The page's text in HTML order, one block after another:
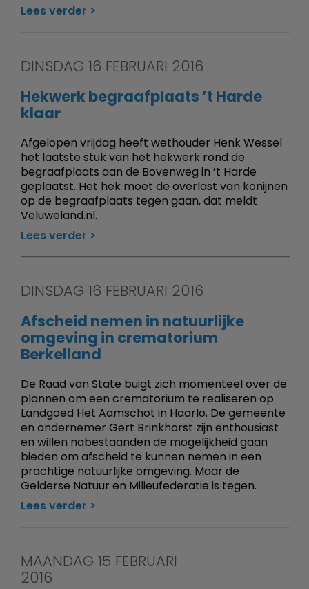
Lees verder
DINSDAG 16 FEBRUARI 2016
Hekwerk begraafplaats ’t Harde
klaar
Afgelopen vrijdag heeft wethouder Henk Wessel
het laatste stuk van het hekwerk rond de
begraafplaats aan de Bovenweg in ’t Harde
geplaatst. Het hek moet de overlast van konijnen
op de begraafplaats tegen gaan, dat meldt
Veluweland.nl.
Lees verder
DINSDAG 16 FEBRUARI 2016
Afscheid nemen in natuurlijke
omgeving in crematorium
Berkelland
De Raad van State buigt zich momenteel over de
plannen om een crematorium te realiseren op
Landgoed Het Aamschot in Haarlo. De gemeente
en ondernemer Gert Brinkhorst zijn enthousiast
en willen nabestaanden de mogelijkheid gaan
bieden om afscheid te kunnen nemen in een
prachtige natuurlijke omgeving. Maar de
Gelderse Natuur en Milieufederatie is tegen.
Lees verder
MAANDAG 15 FEBRUARI
2016